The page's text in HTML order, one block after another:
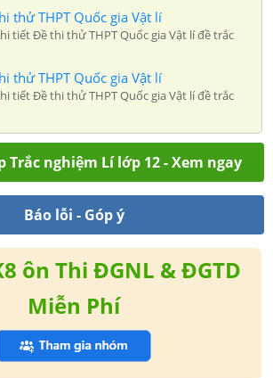
thử THPT Quốc gia Vật lí
tiết Đề thi thử THPT Quốc gia Vật lí đề trắc
thử THPT Quốc gia Vật lí
tiết Đề thi thử THPT Quốc gia Vật lí đề trắc
Trắc nghiệm Lí lớp 12 - Xem ngay
Báo lỗi - Góp ý
ôn Thi ĐGNL & ĐGTD
Miễn Phí